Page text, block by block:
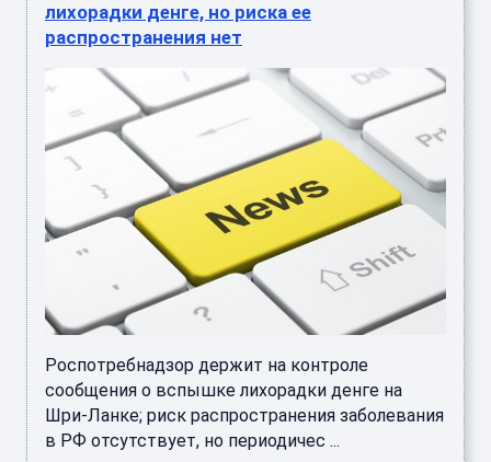
лихорадки денге, но риска ее
распространения нет
Роспотребнадзор держит на контроле
сообщения о вспышке лихорадки денге на
Шри-Ланке; риск распространения заболевания
в РФ отсутствует, но периодичес ...